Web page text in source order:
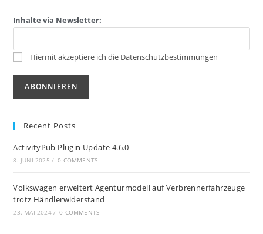
Inhalte via Newsletter:
Hiermit akzeptiere ich die Datenschutzbestimmungen
Recent Posts
ActivityPub Plugin Update 4.6.0
8. JUNI 2025 / 0 COMMENTS
Volkswagen erweitert Agenturmodell auf Verbrennerfahrzeuge
trotz Händlerwiderstand
23. MAI 2024 / 0 COMMENTS